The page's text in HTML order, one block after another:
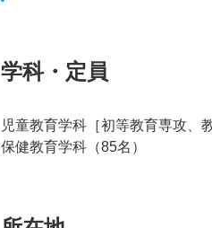
学科・定員
児童教育学科［初等教育専攻、
保健教育学科（85名）